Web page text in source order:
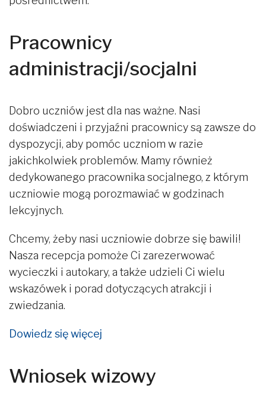
Pracownicy
administracji/socjalni
Dobro uczniów jest dla nas ważne. Nasi
doświadczeni i przyjaźni pracownicy są zawsze do
dyspozycji, aby pomóc uczniom w razie
jakichkolwiek problemów. Mamy również
dedykowanego pracownika socjalnego, z którym
uczniowie mogą porozmawiać w godzinach
lekcyjnych.
Chcemy, żeby nasi uczniowie dobrze się bawili!
Nasza recepcja pomoże Ci zarezerwować
wycieczki i autokary, a także udzieli Ci wielu
wskazówek i porad dotyczących atrakcji i
zwiedzania.
Dowiedz się więcej
Wniosek wizowy